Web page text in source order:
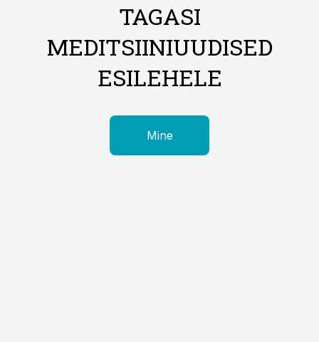
TAGASI
MEDITSIINIUUDISED
ESILEHELE
Mine